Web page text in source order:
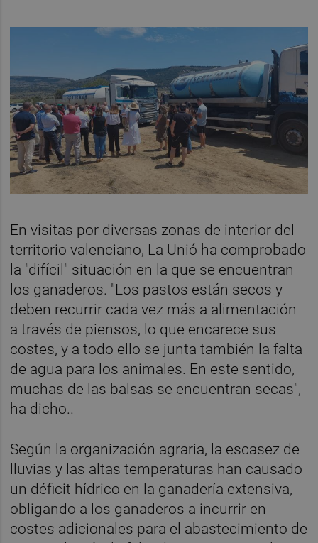
En visitas por diversas zonas de interior del
territorio valenciano, La Unió ha comprobado
la "difícil" situación en la que se encuentran
los ganaderos. "Los pastos están secos y
deben recurrir cada vez más a alimentación
a través de piensos, lo que encarece sus
costes, y a todo ello se junta también la falta
de agua para los animales. En este sentido,
muchas de las balsas se encuentran secas",
ha dicho..
Según la organización agraria, la escasez de
lluvias y las altas temperaturas han causado
un déficit hídrico en la ganadería extensiva,
obligando a los ganaderos a incurrir en
costes adicionales para el abastecimiento de